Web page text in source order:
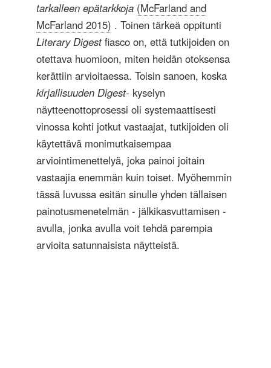
tarkalleen epätarkkoja (McFarland and
McFarland 2015) . Toinen tärkeä oppitunti
Literary Digestfiasco on, että tutkijoiden on
otettava huomioon, miten heidän otoksensa
kerättiin arvioitaessa. Toisin sanoen, koska
kirjallisuuden Digest- kyselyn
näytteenottoprosessi oli systemaattisesti
vinossa kohti jotkut vastaajat, tutkijoiden oli
käytettävä monimutkaisempaa
arviointimenettelyä, joka painoi joitain
vastaajia enemmän kuin toiset. Myöhemmin
tässä luvussa esitän sinulle yhden tällaisen
painotusmenetelmän - jälkikasvuttamisen -
avulla, jonka avulla voit tehdä parempia
arvioita satunnaisista näytteistä.